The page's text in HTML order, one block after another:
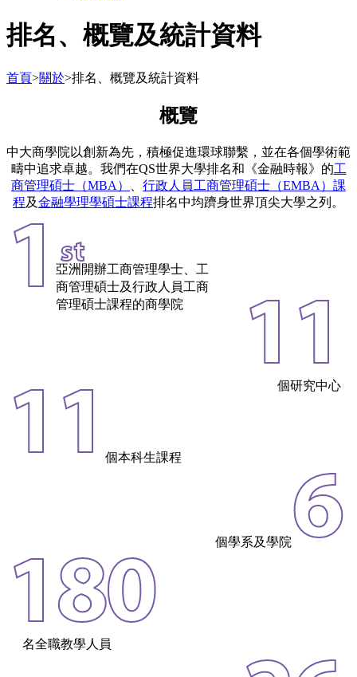
排名、概覽及統計資料
首頁>關於>排名、概覽及統計資料
概覽
中大商學院以創新為先，積極促進環球聯繫，並在各個學術範
疇中追求卓越。我們在QS世界大學排名和《金融時報》的工
商管理碩士（MBA）
行政人員工商管理碩士（EMBA）課
程及金融學理學碩士課程排名中均躋身世界頂尖大學之列。
1st
亞洲開辦工商管理學士、工
商管理碩士及行政人員工商
管理碩士課程的商學院
11
個研究中心
11個本科生課程
6
個學系及學院
180
名全職教學人員